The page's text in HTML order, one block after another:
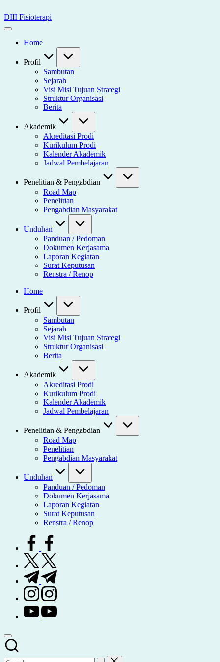
to
content
DIII Fisioterapi
Universitas
HusadaHome
Profil
Sambutan
Sejarah
Visi Misi Tujuan Strategi
Struktur Organisasi
Berita
Akademik
Akreditasi Prodi
Kurikulum Prodi
Kalender Akademik
Jadwal Pembelajaran
Penelitian & Pengabdian
Road Map
Penelitian
Pengabdian Masyarakat
Unduhan
Panduan / Pedoman
Dokumen Kerjasama
Laporan Kegiatan
Surat Keputusan
Renstra / Renop
Home
Profil
Sambutan
Sejarah
Visi Misi Tujuan Strategi
Struktur Organisasi
Berita
Akademik
Akreditasi Prodi
Kurikulum Prodi
Kalender Akademik
Jadwal Pembelajaran
Penelitian & Pengabdian
Road Map
Penelitian
Pengabdian Masyarakat
Unduhan
Panduan / Pedoman
Dokumen Kerjasama
Laporan Kegiatan
Surat Keputusan
Renstra / Renop
facebook.com
twitter.com
t.me
instagram.com
youtube.com